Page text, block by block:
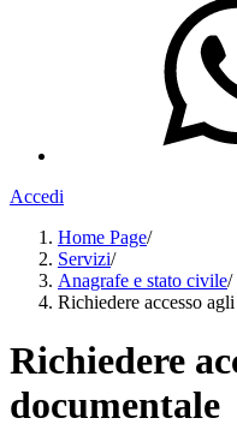
Accedi
Home Page/
Servizi/
Anagrafe e stato civile/
Richiedere accesso
Richiedere
documentale